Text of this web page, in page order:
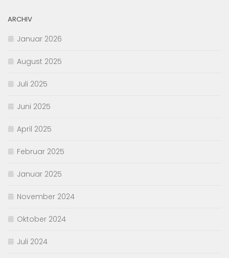
ARCHIV
Januar 2026
August 2025
Juli 2025
Juni 2025
April 2025
Februar 2025
Januar 2025
November 2024
Oktober 2024
Juli 2024